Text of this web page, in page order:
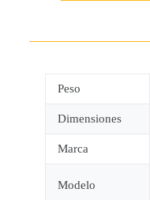
Peso
Dimensiones
Marca
Modelo